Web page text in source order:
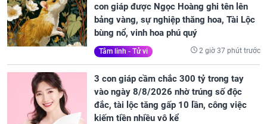
con giáp được Ngọc Hoàng ghi tên lên
bảng vàng, sự nghiệp thăng hoa, Tài Lộc
bùng nổ, vinh hoa phú quý
Tâm linh - Tử vi 2 giờ 37 phút trước
3 con giáp cầm chắc 300 tỷ trong tay
vào ngày 8/8/2026 nhờ trúng số độc
đắc, tài lộc tăng gấp 10 lần, công việc
kiếm tiền nhiều vô kể